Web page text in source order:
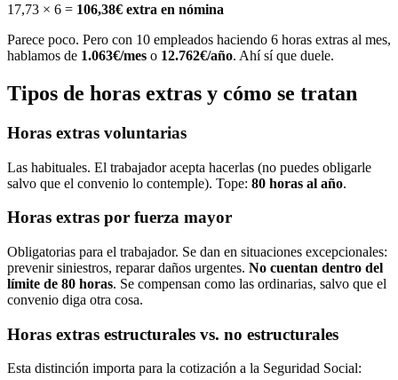
17,73 × 6 = 106,38€ extra en nómina
Parece poco. Pero con 10 empleados haciendo 6 horas extras al mes,
hablamos de 1.063€/mes o 12.762€/año. Ahí sí que duele.
Tipos de horas extras y cómo se tratan
Horas extras voluntarias
Las habituales. El trabajador acepta hacerlas (no puedes obligarle
salvo que el convenio lo contemple). Tope: 80 horas al año.
Horas extras por fuerza mayor
Obligatorias para el trabajador. Se dan en situaciones excepcionales:
prevenir siniestros, reparar daños urgentes. No cuentan dentro del
límite de 80 horas. Se compensan como las ordinarias, salvo que el
convenio diga otra cosa.
Horas extras estructurales vs. no estructurales
Esta distinción importa para la cotización a la Seguridad Social: